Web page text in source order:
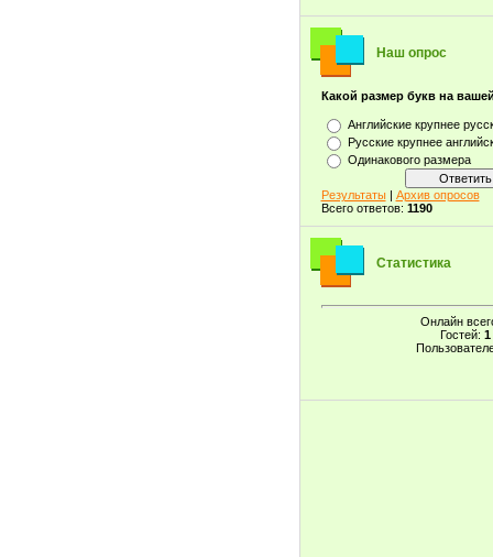
Наш опрос
Какой размер букв на
Английские крупнее
Русские крупнее
Одинакового размера
Результаты| Архив опросов
Всего ответов: 1190
Статистика
Онлайн
Гостей: 1